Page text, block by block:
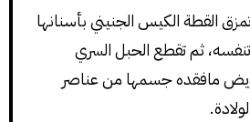
القطة الكيس الجنيني بأسنانها
ثم تقطع الحبل السري
مافقده جسمها من عناصر